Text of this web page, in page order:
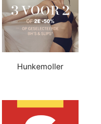
Hunkemoller